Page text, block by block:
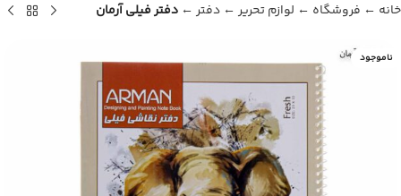
خانه ← فروشگاه ← لوازم تحریر ← دفتر ← دفتر فیلی آرمان
ناموجود